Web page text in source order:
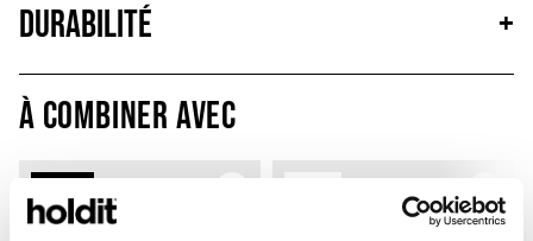
Durabilité
+
À combiner avec